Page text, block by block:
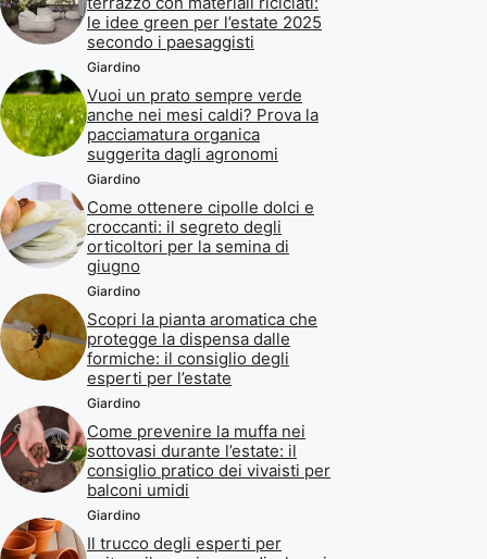
le idee green per l’estate 2025
secondo i paesaggisti
Giardino
Vuoi un prato sempre verde
anche nei mesi caldi? Prova la
pacciamatura organica
suggerita dagli agronomi
Giardino
Come ottenere cipolle dolci e
croccanti: il segreto degli
orticoltori per la semina di
giugno
Giardino
Scopri la pianta aromatica che
protegge la dispensa dalle
formiche: il consiglio degli
esperti per l’estate
Giardino
Come prevenire la muffa nei
sottovasi durante l’estate: il
consiglio pratico dei vivaisti per
balconi umidi
Giardino
Il trucco degli esperti per